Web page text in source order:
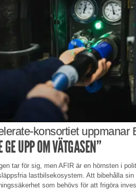
konsortiet uppmanar
GE UPP OM VÄTGASEN”
tar för sig, men AFIR är en hörnsten i
lastbilsekosystem. Att bibehålla
som behövs för att frigöra